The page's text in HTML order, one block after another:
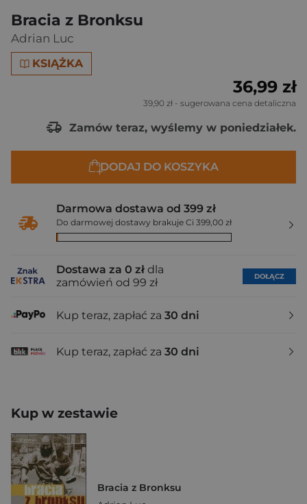
Bracia z Bronksu
Adrian Luc
KSIĄŻKA
36,99 zł
39,90 zł - sugerowana cena detaliczna
Zamów teraz, wyślemy w poniedziałek.
DODAJ DO KOSZYKA
Darmowa dostawa od 399 zł
Do darmowej dostawy brakuje Ci 399,00 zł
Dostawa za 0 zł dla
zamówień od 99 zł
DOŁĄCZ
Kup teraz, zapłać za 30 dni
Kup teraz, zapłać za 30 dni
Kup w zestawie
Bracia z Bronksu